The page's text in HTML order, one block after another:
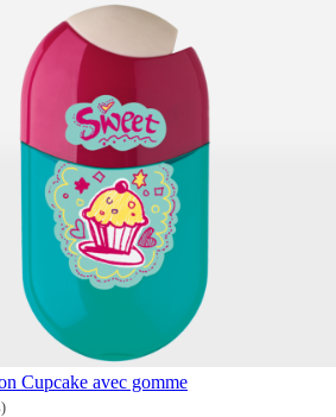
Cupcake avec gomme